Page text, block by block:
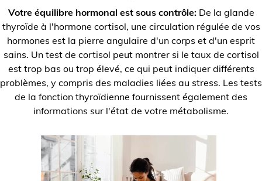
Votre équilibre hormonal est sous contrôle:De la glande
thyroïde à l'hormone cortisol, une circulation régulée de vos
hormones est la pierre angulaire d'un corps et d'un esprit
sains. Un test de cortisol peut montrer si le taux de cortisol
est trop bas ou trop élevé, ce qui peut indiquer différents
problèmes, y compris des maladies liées au stress. Les tests
de la fonction thyroïdienne fournissent également des
informations sur l'état de votre métabolisme.